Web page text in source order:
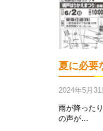
夏に必要
2024年5月31
雨が降った
の声が…